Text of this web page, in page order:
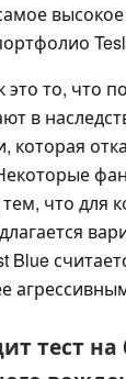
то, что
в
которая
что для
Blue
тест на